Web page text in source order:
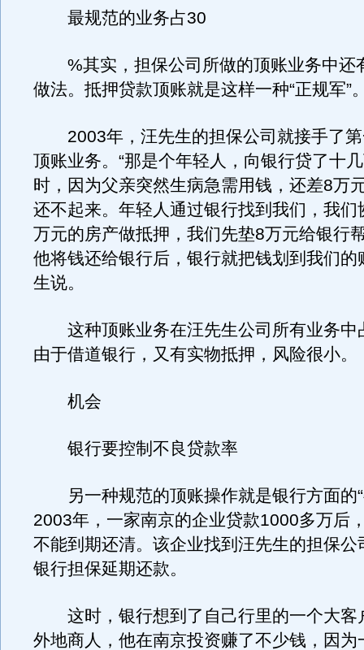
最规范的业务占30
%其实，担保公司所做的顶账业务中还
做法。抵押贷款顶账就是这样一种“正规军”
2003年，汪先生的担保公司就接手了第
顶账业务。“那是个年轻人，向银行贷了十
时，因为父亲突然生病急需用钱，还差8万
还不起来。年轻人通过银行找到我们，我们
万元的房产做抵押，我们先垫8万元给银行
他将钱还给银行后，银行就把钱划到我们的
生说。
这种顶账业务在汪先生公司所有业务中
由于借道银行，又有实物抵押，风险很小。
机会
银行要控制不良贷款率
另一种规范的顶账操作就是银行方面的“
2003年，一家南京的企业贷款1000多万后
不能到期还清。该企业找到汪先生的担保公
银行担保延期还款。
这时，银行想到了自己行里的一个大
外地商人，他在南京投资赚了不少钱，因为